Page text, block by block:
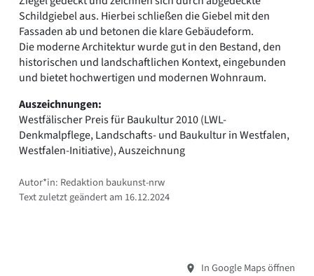
Schildgiebel aus. Hierbei schließen die Giebel mit den
Fassaden ab und betonen die klare Gebäudeform.
Die moderne Architektur wurde gut in den Bestand, den
historischen und landschaftlichen Kontext, eingebunden
und bietet hochwertigen und modernen Wohnraum.
Auszeichnungen:
Westfälischer Preis für Baukultur 2010 (LWL-
Denkmalpflege, Landschafts- und Baukultur in Westfalen,
Westfalen-Initiative), Auszeichnung
Autor*in: Redaktion baukunst-nrw
Text zuletzt geändert am 16.12.2024
In Google Maps öffnen